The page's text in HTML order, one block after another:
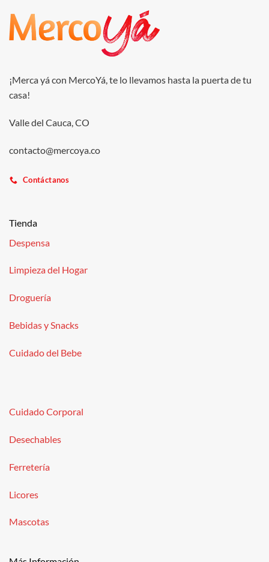
¡Merca yá con MercoYá, te lo llevamos hasta la puerta de tu
casa!
Valle del Cauca, CO
contacto@mercoya.co
Contáctanos
Tienda
Despensa
Limpieza del Hogar
Droguería
Bebidas y Snacks
Cuidado del Bebe
Cuidado Corporal
Desechables
Ferretería
Licores
Mascotas